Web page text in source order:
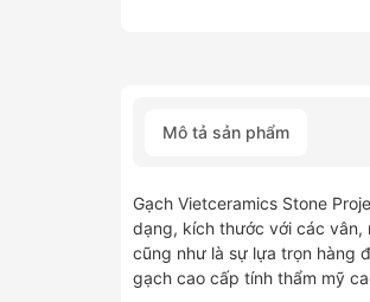
Mô tả sản phẩm
Gạch Vietceramics Stone
dạng, kích thước với các vân,
cũng như là sự lựa trọn hàng
gạch cao cấp tính thẩm mỹ